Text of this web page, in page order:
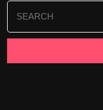
Search
for: